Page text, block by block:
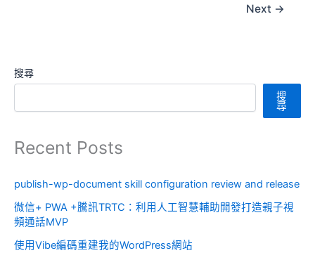
Next →
搜尋
搜
尋
Recent Posts
publish-wp-document skill configuration review and release
微信+ PWA +騰訊TRTC：利用人工智慧輔助開發打造親子視
頻通話MVP
使用Vibe編碼重建我的WordPress網站